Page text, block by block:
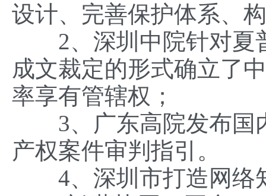
设计、完善保护体系、
2、深圳中院针对夏
成文裁定的形式确立了
率享有管辖权；
3、广东高院发布国
产权案件审判指引。
4、深圳市打造网络